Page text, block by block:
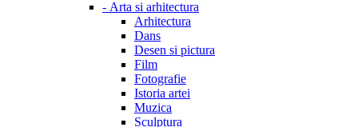
- Arta si arhitectura
Arhitectura
Dans
Desen si pictura
Film
Fotografie
Istoria artei
Muzica
Sculptura